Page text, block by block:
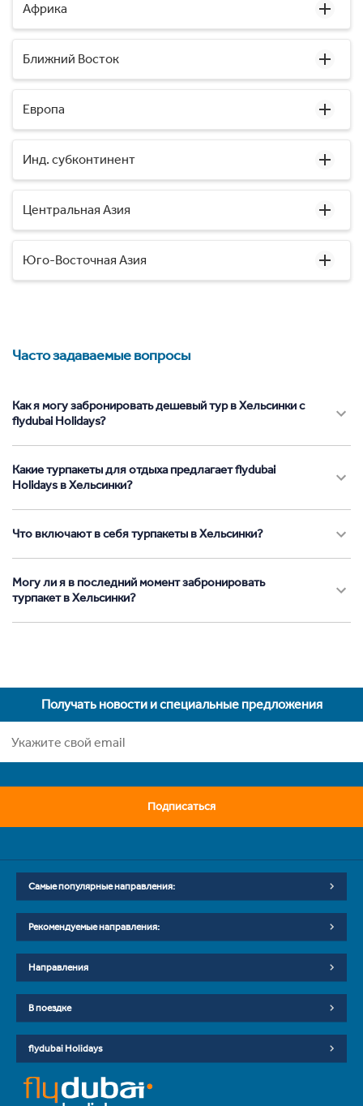
Африка
Ближний Восток
Европа
Инд. субконтинент
Центральная Азия
Юго-Восточная Азия
Часто задаваемые вопросы
Как я могу забронировать дешевый тур в Хельсинки с
flydubai Holidays?
Какие турпакеты для отдыха предлагает flydubai
Holidays в Хельсинки?
Что включают в себя турпакеты в Хельсинки?
Могу ли я в последний момент забронировать
турпакет в Хельсинки?
Получать новости и специальные предложения
Подписаться
Самые популярные направления:
Рекомендуемые направления:
Направления
В поездке
flydubai Holidays